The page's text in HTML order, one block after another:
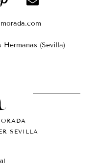
Hermanas (Sevilla)
SEVILLA